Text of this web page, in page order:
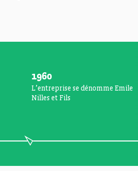
1960
L’entreprise se dénomme Emile
Nilles et Fils